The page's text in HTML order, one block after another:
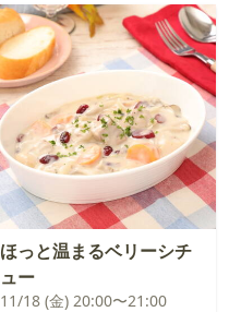
ほっと温まるベリーシチ
ュー
11/18 (金) 20:00〜21:00